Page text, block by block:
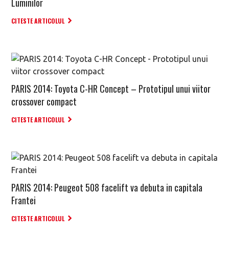
CITESTE ARTICOLUL
PARIS 2014: Toyota C-HR Concept – Prototipul unui viitor
crossover compact
CITESTE ARTICOLUL
PARIS 2014: Peugeot 508 facelift va debuta in capitala
Frantei
CITESTE ARTICOLUL